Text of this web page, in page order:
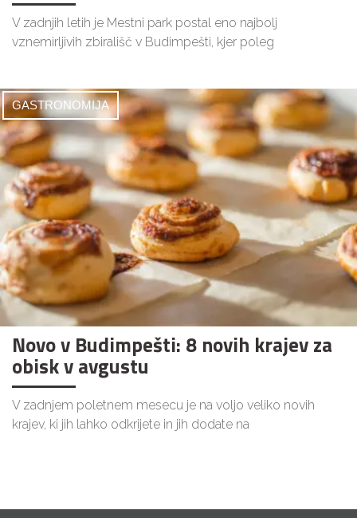
V zadnjih letih je Mestni park postal eno najbolj
vznemirljivih zbirališč v Budimpešti, kjer poleg
GASTRONOMIJA
Novo v Budimpešti: 8 novih krajev za
obisk v avgustu
V zadnjem poletnem mesecu je na voljo veliko novih
krajev, ki jih lahko odkrijete in jih dodate na